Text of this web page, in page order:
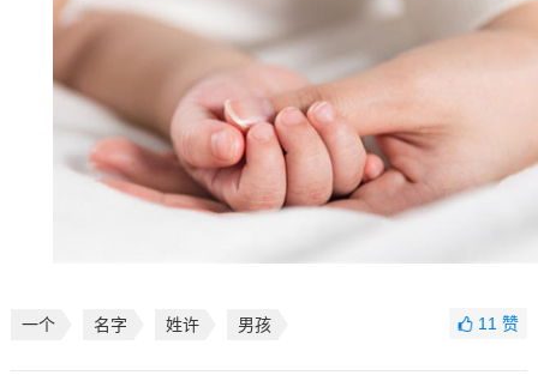
一个 名字 姓许 男孩 11赞